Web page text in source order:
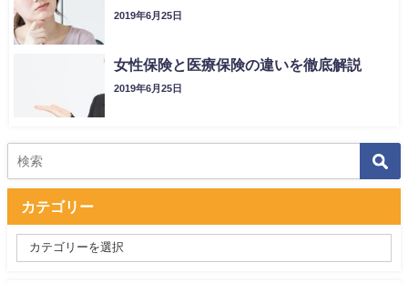
2019年6月25日
女性保険と医療保険の違いを徹底解説
2019年6月25日
カテゴリー